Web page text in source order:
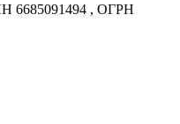
, ОГРН